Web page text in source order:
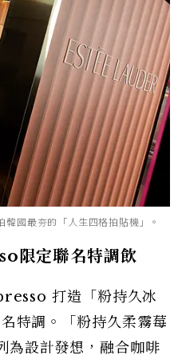
國最夯的「人生四格拍貼機」。
限定聯名特調飲
打造「粉持久冰
特調。「粉持久柔霧莓
為設計發想，融合咖啡